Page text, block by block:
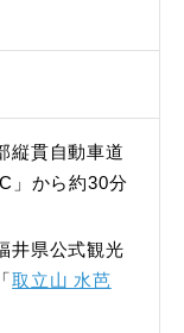
縦貫自動車道
」から約30分
井県公式観光
取立山 水芭